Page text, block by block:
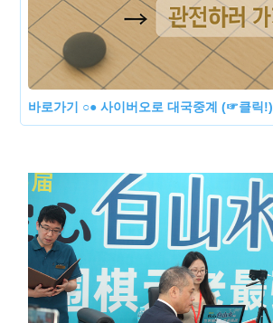
바로가기 ○● 사이버오로 대국중계 (☞클릭!)